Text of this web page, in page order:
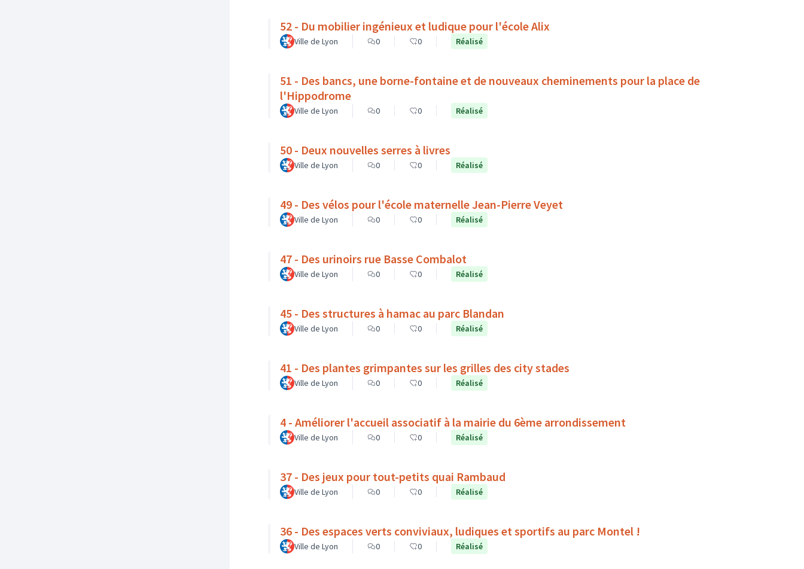
52 - Du mobilier ingénieux et ludique pour l'école Alix
Ville de Lyon 0 0 Réalisé
51 - Des bancs, une borne-fontaine et de nouveaux cheminements pour la place de
l'Hippodrome
Ville de Lyon 0 0 Réalisé
50 - Deux nouvelles serres à livres
Ville de Lyon 0 0 Réalisé
49 - Des vélos pour l'école maternelle Jean-Pierre Veyet
Ville de Lyon 0 0 Réalisé
47 - Des urinoirs rue Basse Combalot
Ville de Lyon 0 0 Réalisé
45 - Des structures à hamac au parc Blandan
Ville de Lyon 0 0 Réalisé
41 - Des plantes grimpantes sur les grilles des city stades
Ville de Lyon 0 0 Réalisé
4 - Améliorer l'accueil associatif à la mairie du 6ème arrondissement
Ville de Lyon 0 0 Réalisé
37 - Des jeux pour tout-petits quai Rambaud
Ville de Lyon 0 0 Réalisé
36 - Des espaces verts conviviaux, ludiques et sportifs au parc Montel !
Ville de Lyon 0 0 Réalisé